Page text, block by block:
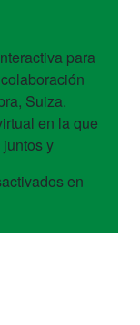
para
Suiza.
en la que
y
en